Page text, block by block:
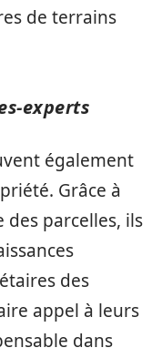
de terrains
experts
également
Grâce à
des parcelles, ils
des
appel à leurs
dans